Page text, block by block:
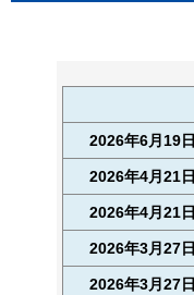
2026年6月19日
2026年4月21日
2026年4月21日
2026年3月27日
2026年3月27日